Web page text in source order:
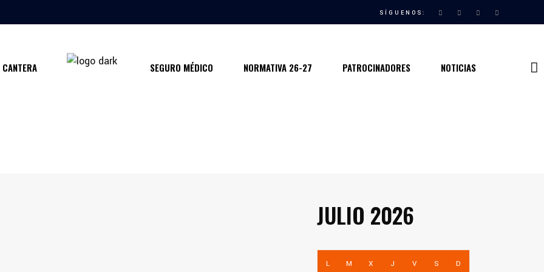
SÍGUENOS:
CANTERA SEGURO MÉDICO NORMATIVA 26-27 PATROCINADORES NOTICIAS
JULIO 2026
L M X J V S D